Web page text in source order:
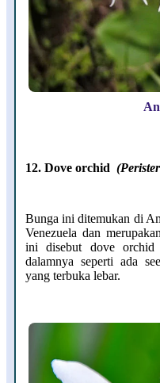
12. Dove orchid
Bunga ini ditemukan di
Venezuela dan
ini disebut dove
dalamnya seperti ada
yang terbuka lebar.